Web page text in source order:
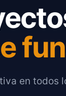
en todos